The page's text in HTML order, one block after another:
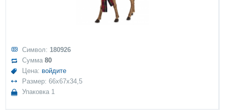
Символ: 180926
Сумма80
Цена: войдите
Размер: 66x67x34,5
Упаковка 1